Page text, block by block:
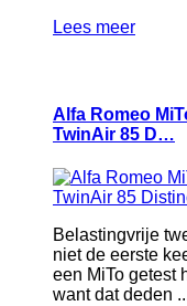
Lees meer
Alfa Romeo
TwinAir 85 D…
Belastingvrije
niet de eerste
een MiTo getest
want dat deden